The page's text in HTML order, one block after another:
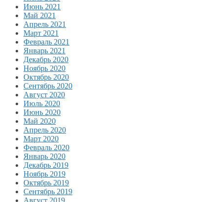
Июнь 2021
Май 2021
Апрель 2021
Март 2021
Февраль 2021
Январь 2021
Декабрь 2020
Ноябрь 2020
Октябрь 2020
Сентябрь 2020
Август 2020
Июль 2020
Июнь 2020
Май 2020
Апрель 2020
Март 2020
Февраль 2020
Январь 2020
Декабрь 2019
Ноябрь 2019
Октябрь 2019
Сентябрь 2019
Август 2019